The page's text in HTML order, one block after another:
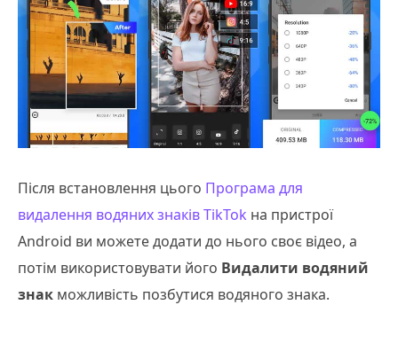
Після встановлення цього Програма для
видалення водяних знаків TikTok на пристрої
Android ви можете додати до нього своє відео, а
потім використовувати його Видалити водяний
знак можливість позбутися водяного знака.